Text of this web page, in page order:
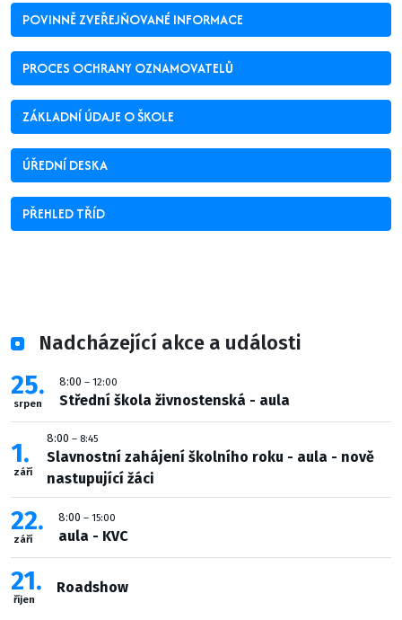
POVINNĚ ZVEŘEJŇOVANÉ INFORMACE
PROCES OCHRANY OZNAMOVATELŮ
ZÁKLADNÍ ÚDAJE O ŠKOLE
ÚŘEDNÍ DESKA
PŘEHLED TŘÍD
Nadcházející akce a události
25
srpen
8:00 – 12:00
Střední škola živnostenská - aula
1
září
8:00 – 8:45
Slavnostní zahájení školního roku - aula - nově
nastupující žáci
22
září
8:00 – 15:00
aula - KVC
21
říjen
Roadshow